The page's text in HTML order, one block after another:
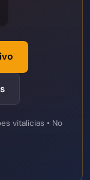
vitalícias • No